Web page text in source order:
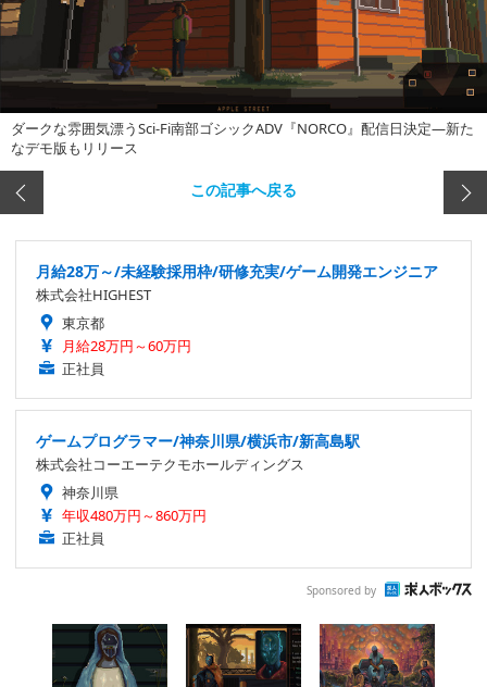
ダークな雰囲気漂うSci-Fi南部ゴシックADV『NORCO』配信日決定―新た
なデモ版もリリース
この記事へ戻る
月給28万～/未経験採用枠/研修充実/ゲーム開発エンジニア
株式会社HIGHEST
東京都
月給28万円～60万円
正社員
ゲームプログラマー/神奈川県/横浜市/新高島駅
株式会社コーエーテクモホールディングス
神奈川県
年収480万円～860万円
正社員
Sponsored by